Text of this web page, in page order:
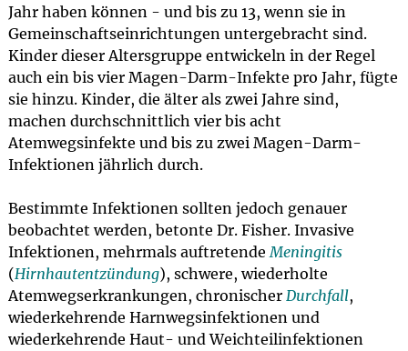
Jahr haben können - und bis zu 13, wenn sie in
Gemeinschaftseinrichtungen untergebracht sind.
Kinder dieser Altersgruppe entwickeln in der Regel
auch ein bis vier Magen-Darm-Infekte pro Jahr, fügte
sie hinzu. Kinder, die älter als zwei Jahre sind,
machen durchschnittlich vier bis acht
Atemwegsinfekte und bis zu zwei Magen-Darm-
Infektionen jährlich durch.
Bestimmte Infektionen sollten jedoch genauer
beobachtet werden, betonte Dr. Fisher. Invasive
Infektionen, mehrmals auftretendeMeningitis
(Hirnhautentzündung), schwere, wiederholte
Atemwegserkrankungen, chronischer Durchfall,
wiederkehrende Harnwegsinfektionen und
wiederkehrende Haut- und Weichteilinfektionen